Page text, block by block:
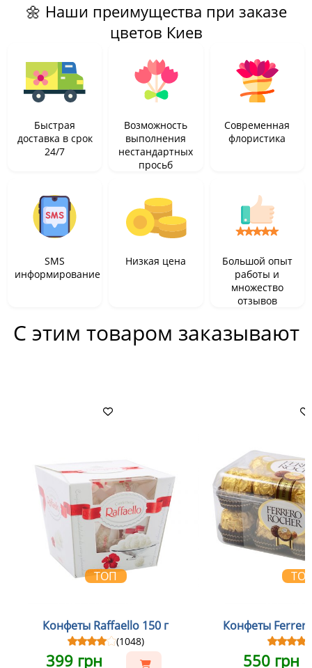
🌼 Наши преимущества при заказе
цветов Киев
Быстрая
доставка в срок
24/7
Возможность
выполнения
нестандартных
просьб
Современная
флористика
SMS
информирование
Низкая цена
Большой опыт
работы и
множество
отзывов
С этим товаром заказывают
ТОП
Конфеты Raffaello 150 г
(1048)
399 грн
Конфеты
550 грн